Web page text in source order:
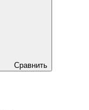
Сравнить